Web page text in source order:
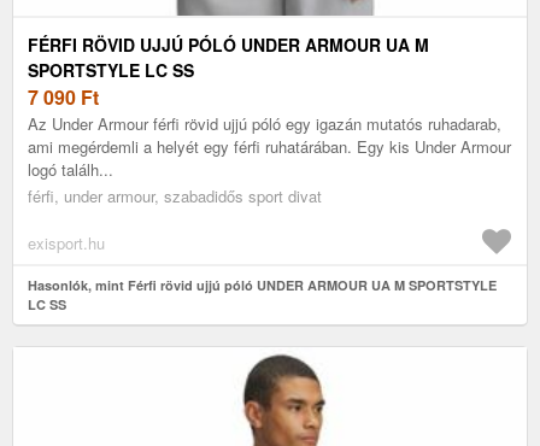
FÉRFI RÖVID UJJÚ PÓLÓ UNDER ARMOUR UA M
SPORTSTYLE LC SS
7 090 Ft
Az Under Armour férfi rövid ujjú póló egy igazán mutatós ruhadarab,
ami megérdemli a helyét egy férfi ruhatárában. Egy kis Under Armour
logó találh...
férfi, under armour, szabadidős sport divat
exisport.hu
Hasonlók, mint Férfi rövid ujjú póló UNDER ARMOUR UA M SPORTSTYLE
LC SS